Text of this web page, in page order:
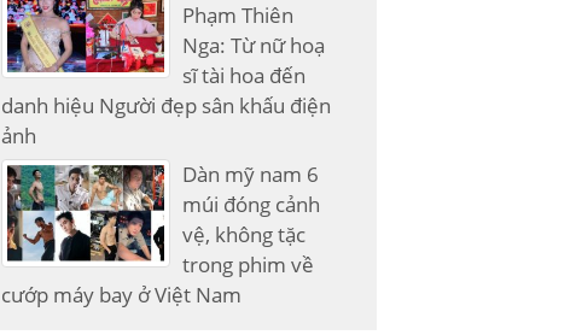
Phạm Thiên
Nga: Từ nữ hoạ
sĩ tài hoa đến
danh hiệu Người đẹp sân khấu điện
ảnh
Dàn mỹ nam 6
múi đóng cảnh
vệ, không tặc
trong phim về
cướp máy bay ở Việt Nam